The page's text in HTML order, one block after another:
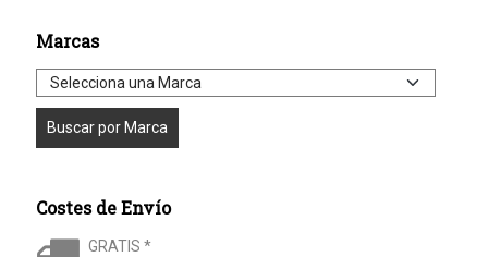
Marcas
Costes de Envío
GRATIS *